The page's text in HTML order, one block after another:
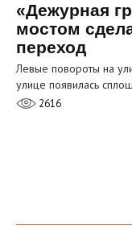
«Дежурная
мостом
переход
Левые повороты на
улице появилась
2616